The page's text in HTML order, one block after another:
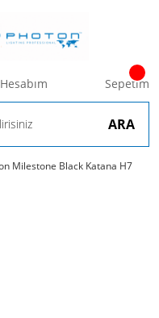
ARA
Hesabım Sepetim